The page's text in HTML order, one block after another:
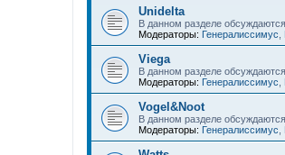
Unidelta
В данном разделе
Модераторы: Генералиссимус
Viega
В данном разделе
Модераторы: Генералиссимус
Vogel&Noot
В данном разделе
Модераторы: Генералиссимус